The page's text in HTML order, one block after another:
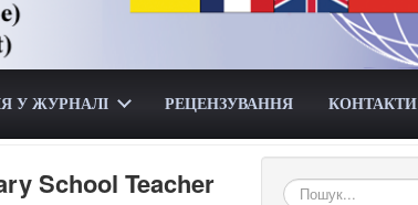
У ЖУРНАЛІ РЕЦЕНЗУВАННЯ КОНТАКТИ
School Teacher Пошук...